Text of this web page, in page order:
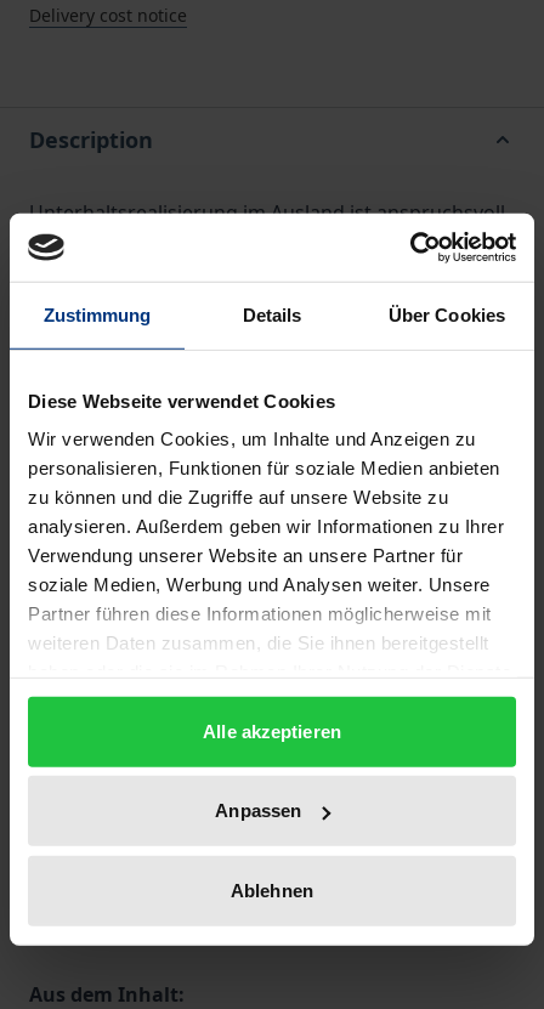
Zustimmung Details Über Cookies
Diese Webseite verwendet Cookies
Wir verwenden Cookies, um Inhalte und Anzeigen zu
personalisieren, Funktionen für soziale Medien anbieten
zu können und die Zugriffe auf unsere Website zu
analysieren. Außerdem geben wir Informationen zu Ihrer
Verwendung unserer Website an unsere Partner für
soziale Medien, Werbung und Analysen weiter. Unsere
Partner führen diese Informationen möglicherweise mit
weiteren Daten zusammen, die Sie ihnen bereitgestellt
gesammelt haben.
Alle akzeptieren
Anpassen
Ablehnen
Delivery cost notice
Description
Unterhaltsrealisierung im Ausland ist anspruchsvoll,
aber erfolgversprechend. Durch die Neuordnung
der gesetzlichen Grundlagen wird es jetzt erheblich
einfacher, über die Grenzen hinweg Unterhalt zu
erlangen: Die Ratifizierung des neuen Haager
Europäische Unterhaltsverordnung gilt bereits seit
18. Juni 2011.
Das neue Handbuch erklärt Familienrechtlern
anschaulich die Praxis der grenzüberschreitenden
Unterhaltsrealisierung. Es stellt die neuen und
bisherigen Rechtsgrundlagen im Übergang dar, geht
auf typische Problemfelder ein und gibt konkrete
ausländischer Titel in Deutschland. Der Zugang zu
Schemas erleichtert. Ausgewählte Rechtsgutachten
des Deutschen Instituts für Jugendhilfe und
Familienrecht (DIJuF) e.V. liefern der Praxis den
wissenschaftlichen Background.
Aus dem Inhalt: